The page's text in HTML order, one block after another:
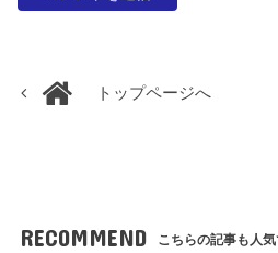
トップページへ
RECOMMEND こちらの記事も人気